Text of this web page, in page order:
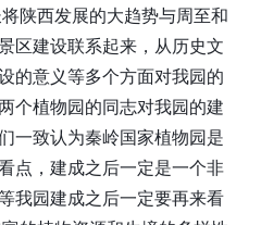
陕西发展的大趋势与周至和
区建设联系起来，从历史文
的意义等多个方面对我园的
个植物园的同志对我园的建
一致认为秦岭国家植物园是
点，建成之后一定是一个非
我园建成之后一定要再来看